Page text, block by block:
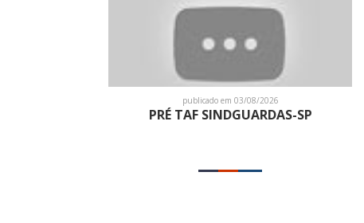
publicado em 03/08/2026
PRÉ TAF SINDGUARDAS-SP